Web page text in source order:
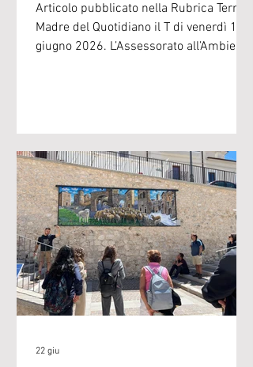
Articolo pubblicato nella Rubrica Terra
Madre del Quotidiano il T di venerdì 19
giugno 2026. L’Assessorato all’Ambiente
Maurizio Odasso ha presentato lo studio
sulla biodiversità degli oliveti dell’Alto
Garda, realizzato dallo studio PAN, grazie
al sostegno del Programma di Sviluppo
Rura
22 giu